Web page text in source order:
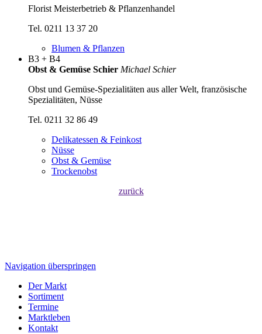
Florist Meisterbetrieb & Pflanzenhandel
Tel. 0211 13 37 20
Blumen & Pflanzen
B3 + B4
Obst & Gemüse Schier Michael Schier
Obst und Gemüse-Spezialitäten aus aller Welt, französische
Spezialitäten, Nüsse
Tel. 0211 32 86 49
Delikatessen & Feinkost
Nüsse
Obst & Gemüse
Trockenobst
zurück
Navigation überspringen
Der Markt
Sortiment
Termine
Marktleben
Kontakt